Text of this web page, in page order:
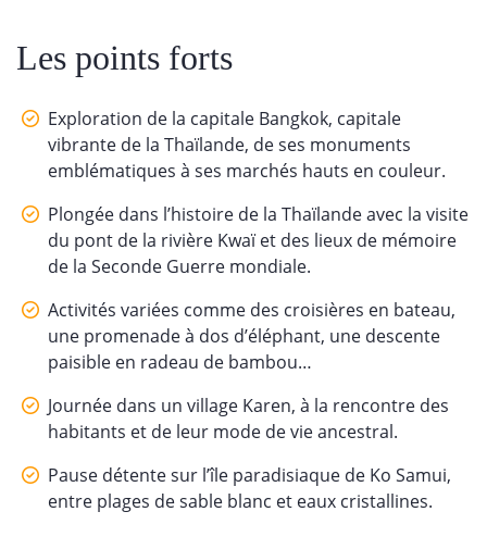
Les points forts
Exploration de la capitale Bangkok, capitale
vibrante de la Thaïlande, de ses monuments
emblématiques à ses marchés hauts en couleur.
Plongée dans l’histoire de la Thaïlande avec la visite
du pont de la rivière Kwaï et des lieux de mémoire
de la Seconde Guerre mondiale.
Activités variées comme des croisières en bateau,
une promenade à dos d’éléphant, une descente
paisible en radeau de bambou…
Journée dans un village Karen, à la rencontre des
habitants et de leur mode de vie ancestral.
Pause détente sur l’île paradisiaque de Ko Samui,
entre plages de sable blanc et eaux cristallines.